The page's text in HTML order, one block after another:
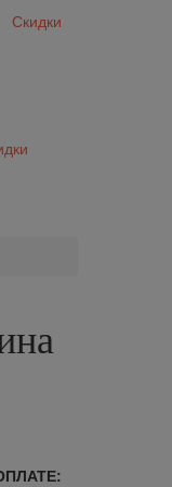
Скидки